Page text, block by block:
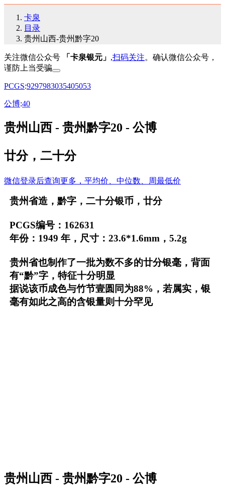
卡泉
目录
贵州山西-贵州黔字20
关注微信公众号 「卡泉银元」 ,扫码关注。确认微信公众号，
谨防上当受骗
PCGS:9297983035405053
公博:40
贵州山西 - 贵州黔字20 - 公博
廿分，二十分
微信登录后查询更多，平均价、中位数、周最低价
贵州省造，黔字，二十分银币，廿分
PCGS编号：162631
年份：1949 年，尺寸：23.6*1.6mm，5.2g
贵州省也制作了一批为数不多的廿分银毫，背面
有“黔”字，特征十分明显
据说该币成色与竹节壹圆同为88%，若属实，银
毫有如此之高的含银量则十分罕见
贵州山西 - 贵州黔字20 - 公博